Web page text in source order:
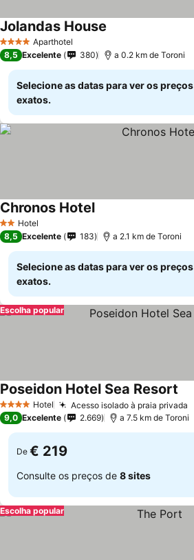
4 EstrelasAparthotel
Jolandas House
8,5 Excelente 380 a 0.2 km de Toroni
Selecione as datas para ver os preços
exatos.
2 Estrelas
Hotel
Chronos Hotel
8,5 Excelente 183 a 2.1 km de Toroni
Selecione as datas para ver os preços
exatos.
Escolha popular
4 EstrelasHotel Acesso isolado à praia privada
Poseidon Hotel Sea Resort
9,0 Excelente 2.669 a 7.5 km de Toroni
De € 219
Consulte os preços de 8 sites
Escolha popular